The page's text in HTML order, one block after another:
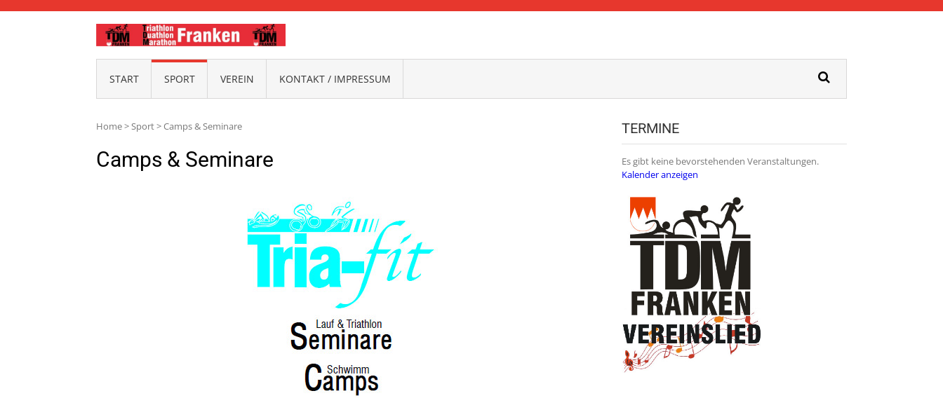
START SPORT VEREIN KONTAKT / IMPRESSUM
Home>Sport>Camps & Seminare
Camps & Seminare
TERMINE
Es gibt keine bevorstehenden Veranstaltungen.
Kalender anzeigen